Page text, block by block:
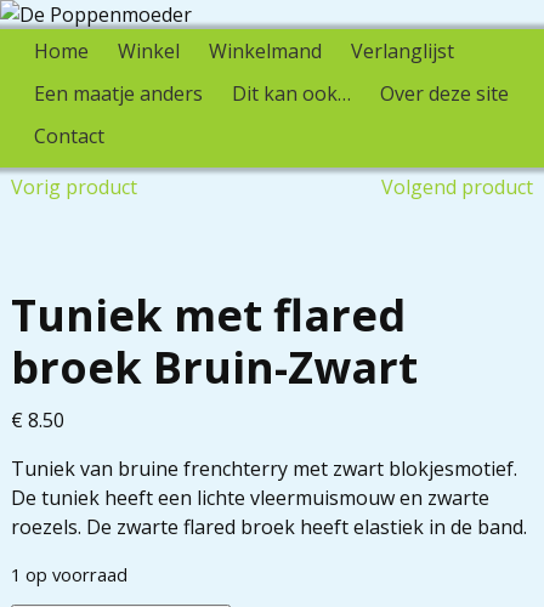
Home Winkel Winkelmand
Verlanglijst
Een maatje anders
Dit kan ook…
Over deze site
Contact
Vorig product
Volgend product
Tuniek met flared
broek Bruin-Zwart
€ 8.50
Tuniek van bruine frenchterry met zwart blokjesmotief.
De tuniek heeft een lichte vleermuismouw en zwarte
roezels. De zwarte flared broek heeft elastiek in de band.
1 op voorraad